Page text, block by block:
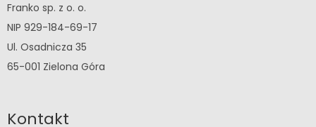
Franko sp. z o. o.
NIP 929-184-69-17
Ul. Osadnicza 35
65-001 Zielona Góra
Kontakt